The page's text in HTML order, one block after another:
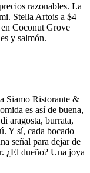
razonables. La
Stella Artois a $4
Coconut Grove
y salmón.
Siamo Ristorante &
es así de buena,
aragosta, burrata,
Y sí, cada bocado
señal para dejar de
¿El dueño? Una joya